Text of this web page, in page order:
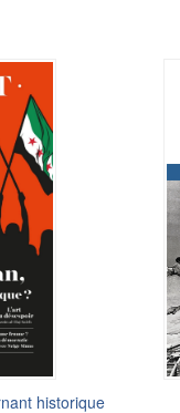
historique